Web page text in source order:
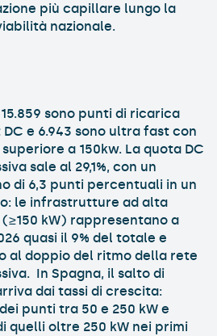
più capillare lungo la
nazionale.​
sono punti di ricarica
e 6.943 sono ultra fast con
a 150kw. La quota DC
sale al 29,1%, con un
di 6,3 punti percentuali in un
le infrastrutture ad alta
kW) rappresentano a
quasi il 9% del totale e
al doppio del ritmo della rete
In Spagna, il salto di
dai tassi di crescita:
dei punti tra 50 e 250 kW e
di quelli oltre 250 kW nei primi